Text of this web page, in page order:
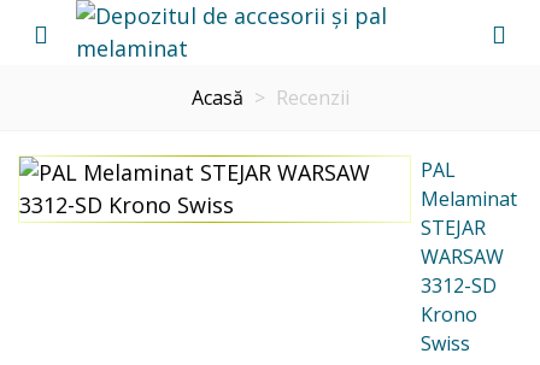
Acasă > Recenzii
PAL
Melaminat
STEJAR
WARSAW
3312-SD
Krono
Swiss